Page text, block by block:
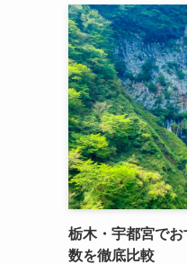
栃木・宇都宮で
数を徹底比較